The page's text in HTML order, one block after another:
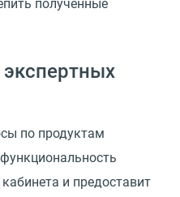
полученные
по продуктам
функциональность
и предоставит